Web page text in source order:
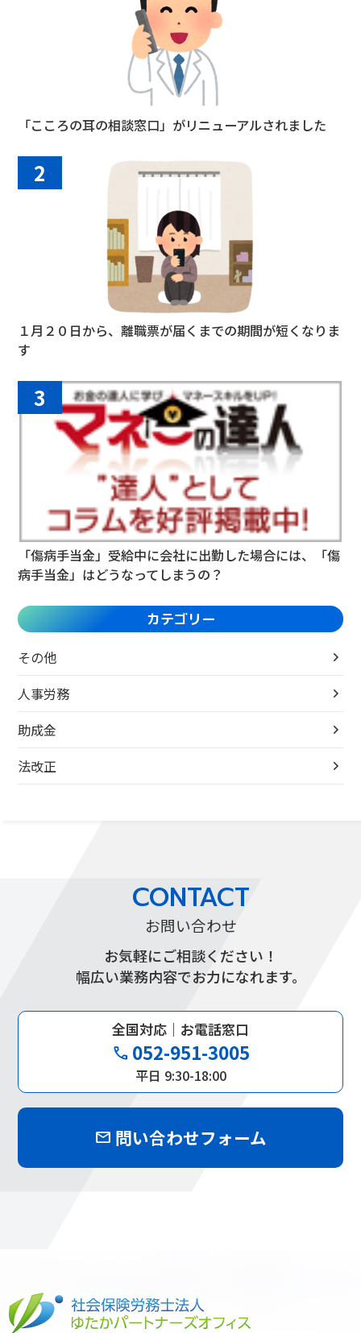
「こころの耳の相談窓口」がリニューアルされました
2
１月２０日から、離職票が届くまでの期間が短くなりま
す
3
「傷病手当金」受給中に会社に出勤した場合には、「傷
病手当金」はどうなってしまうの？
カテゴリー
その他
人事労務
助成金
法改正
CONTACT
お問い合わせ
お気軽にご相談ください！
幅広い業務内容でお力になれます。
全国対応｜お電話窓口
phone 052-951-3005
平日 9:30-18:00
mail 問い合わせフォーム